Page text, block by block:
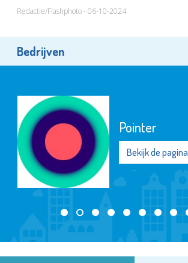
Redactie/Flashphoto - 06-10-2024
Bedrijven
Pointer
Bekijk de pagina